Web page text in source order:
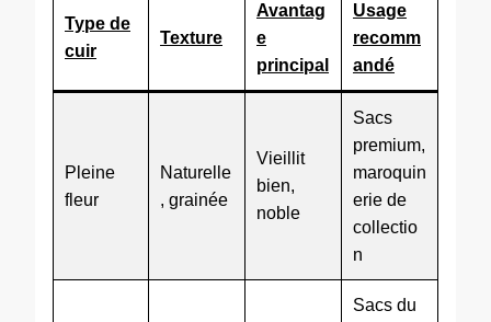
Type de
cuir
Texture
Avantag
e
principal
Usage
recomm
andé
Pleine
fleur
Naturelle
, grainée
Vieillit
bien,
noble
Sacs
premium,
maroquin
erie de
collectio
n
Sacs du